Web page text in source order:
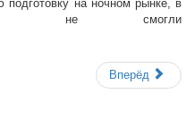
на ночном рынке, в
не смогли
Вперёд